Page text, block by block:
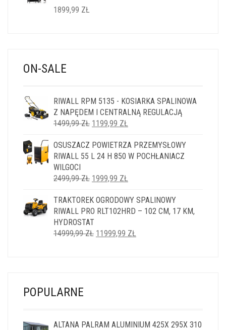
1899,99 ZŁ
ON-SALE
RIWALL RPM 5135 - KOSIARKA SPALINOWA
Z NAPĘDEM I CENTRALNĄ REGULACJĄ
1499,99ZŁ PIERWOTNA
WYNOSIŁA:
1499,99 ZŁ.
1199,99 ZŁ
WYNOSI:
1199,99 ZŁ.
OSUSZACZ POWIETRZA PRZEMYSŁOWY
RIWALL 55 L 24 H 850 W POCHŁANIACZ
WILGOCI
2499,99ZŁ PIERWOTNA
WYNOSIŁA:
2499,99 ZŁ.
1999,99 ZŁ
WYNOSI:
1999,99 ZŁ.
TRAKTOREK OGRODOWY SPALINOWY
RIWALL PRO RLT102HRD – 102 CM, 17 KM,
HYDROSTAT
14999,99ZŁ PIERWOTNA
11999,99 ZŁ
POPULARNE
ALTANA PALRAM ALUMINIUM 425X 295X 310